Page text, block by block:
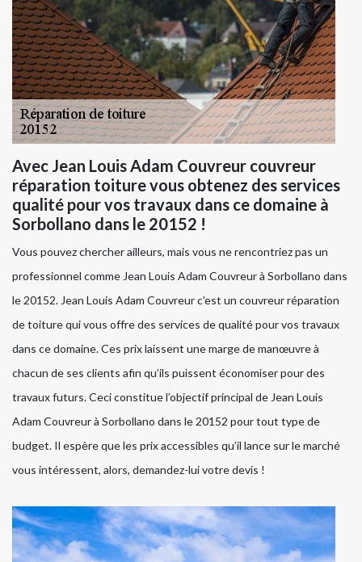
Avec Jean Louis Adam Couvreur couvreur
réparation toiture vous obtenez des services
qualité pour vos travaux dans ce domaine à
Sorbollano dans le 20152 !
Vous pouvez chercher ailleurs, mais vous ne rencontriez pas un
professionnel comme Jean Louis Adam Couvreur à Sorbollano dans
le 20152. Jean Louis Adam Couvreur c’est un couvreur réparation
de toiture qui vous offre des services de qualité pour vos travaux
dans ce domaine. Ces prix laissent une marge de manœuvre à
chacun de ses clients afin qu’ils puissent économiser pour des
travaux futurs. Ceci constitue l’objectif principal de Jean Louis
Adam Couvreur à Sorbollano dans le 20152 pour tout type de
budget. Il espère que les prix accessibles qu’il lance sur le marché
vous intéressent, alors, demandez-lui votre devis !